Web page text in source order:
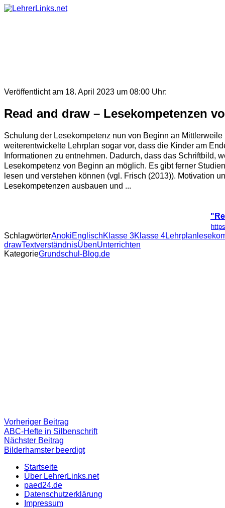
Skip
Veröffentlicht am 18. April 2023 um 08:00 Uhr:
Read and draw – Lesekompetenzen
Schulung der Lesekompetenz nun von Beginn an
weiterentwickelte Lehrplan sogar vor, dass die Kinder am
Informationen zu entnehmen. Dadurch, dass das Schriftbild,
Lesekompetenz von Beginn an möglich. Es gibt ferner
lesen und verstehen können (vgl. Frisch (2013)). Motivation
Lesekompetenzen ausbauen und ...
SchlagwörterAnokiEnglischKlasse 3Klasse 4Lehrplan
drawTextverständnisÜbenUnterrichten
KategorieGrundschul-Blog.de
Beitragsnavigation
Vorheriger Beitrag
Beitrag:
ABC-Hefte in Silbenschrift
Nächster Beitrag
Beitrag
Bilderhamster beerdigt
Startseite
Über LehrerLinks.net
paed24.de
Datenschutzerklärung
Impressum